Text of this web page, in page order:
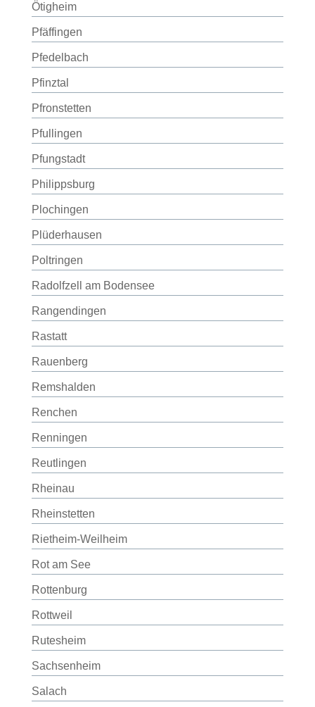
Ötigheim
Pfäffingen
Pfedelbach
Pfinztal
Pfronstetten
Pfullingen
Pfungstadt
Philippsburg
Plochingen
Plüderhausen
Poltringen
Radolfzell am Bodensee
Rangendingen
Rastatt
Rauenberg
Remshalden
Renchen
Renningen
Reutlingen
Rheinau
Rheinstetten
Rietheim-Weilheim
Rot am See
Rottenburg
Rottweil
Rutesheim
Sachsenheim
Salach